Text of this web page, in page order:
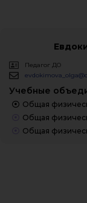
Педагог ДО
Учебные
Общая
Общая
Общая